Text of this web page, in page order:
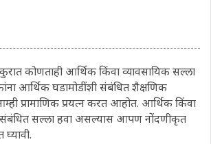
कोणताही आर्थिक किंवा व्यावसायिक सल्ला
आर्थिक घडामोडींशी संबंधित शैक्षणिक
प्रामाणिक प्रयत्न करत आहोत. आर्थिक किंवा
संबंधित सल्ला हवा असल्यास आपण नोंदणीकृत
घ्यावी.